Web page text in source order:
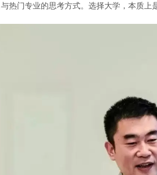
热门专业的思考方式。选择大学，本质上